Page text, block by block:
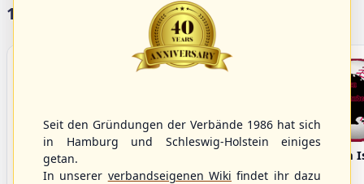
17 Vereine im S/HBV
Bargenstedt
Beavers
Fehmarn
Seit den Gründungen der Verbände 1986 hat sich
in Hamburg und Schleswig-Holstein einiges
getan.
In unserer verbandseigenen Wiki findet ihr dazu